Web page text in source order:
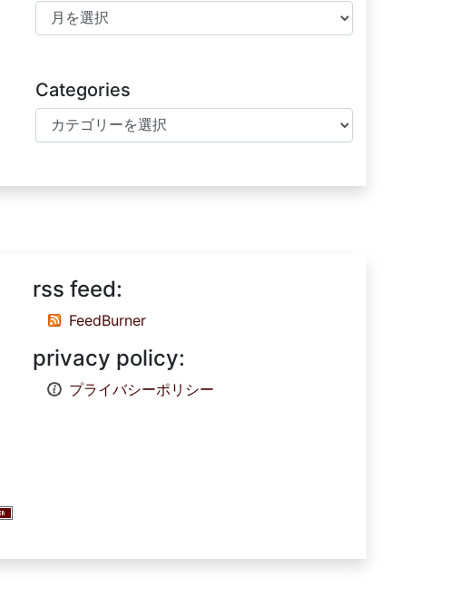
Archives
Categories
Categories
rss feed:
FeedBurner
privacy policy:
プライバシーポリシー